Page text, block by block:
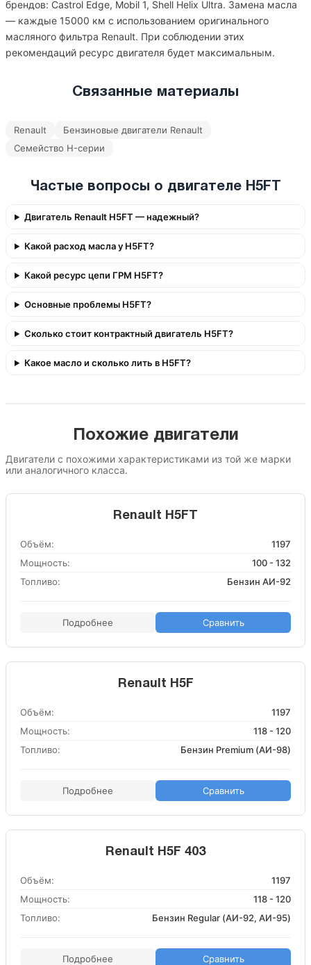
брендов: Castrol Edge, Mobil 1, Shell Helix Ultra. Замена масла
— каждые 15000 км с использованием оригинального
масляного фильтра Renault. При соблюдении этих
рекомендаций ресурс двигателя будет максимальным.
Связанные материалы
Renault
Бензиновые двигатели Renault
Семейство H-серии
Частые вопросы о двигателе H5FT
Двигатель Renault H5FT — надежный?
Какой расход масла у H5FT?
Какой ресурс цепи ГРМ H5FT?
Основные проблемы H5FT?
Сколько стоит контрактный двигатель H5FT?
Какое масло и сколько лить в H5FT?
Похожие двигатели
Двигатели с похожими характеристиками из той же марки
или аналогичного класса.
Renault H5FT
Объём:
1197
Мощность:
100 - 132
Топливо:
Бензин АИ-92
Подробнее Сравнить
Renault H5F
Объём:
1197
Мощность:
118 - 120
Топливо:
Бензин Premium (АИ-98)
Подробнее Сравнить
Renault H5F 403
Объём:
1197
Мощность:
118 - 120
Топливо:
Бензин Regular (АИ-92, АИ-95)
Подробнее Сравнить